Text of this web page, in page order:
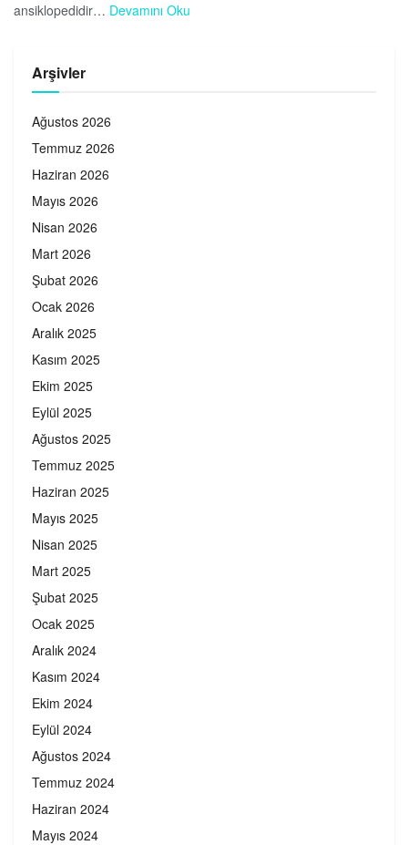
ansiklopedidir… Devamını Oku
Arşivler
Ağustos 2026
Temmuz 2026
Haziran 2026
Mayıs 2026
Nisan 2026
Mart 2026
Şubat 2026
Ocak 2026
Aralık 2025
Kasım 2025
Ekim 2025
Eylül 2025
Ağustos 2025
Temmuz 2025
Haziran 2025
Mayıs 2025
Nisan 2025
Mart 2025
Şubat 2025
Ocak 2025
Aralık 2024
Kasım 2024
Ekim 2024
Eylül 2024
Ağustos 2024
Temmuz 2024
Haziran 2024
Mayıs 2024